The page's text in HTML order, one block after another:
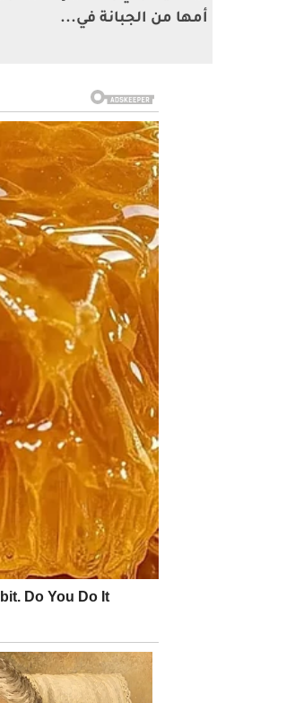
أمها من الجبانة في...